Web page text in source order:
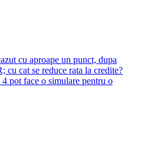
cu aproape un punct, dupa
cu cat se reduce rata la credite?
pot face o simulare pentru o